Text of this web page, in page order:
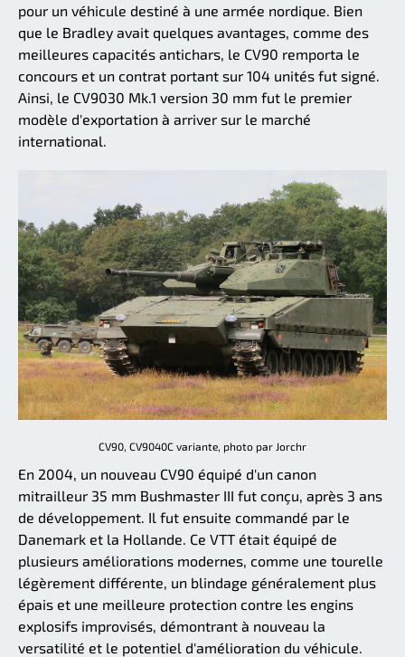
pour un véhicule destiné à une armée nordique. Bien
que le Bradley avait quelques avantages, comme des
meilleures capacités antichars, le CV90 remporta le
concours et un contrat portant sur 104 unités fut signé.
Ainsi, le CV9030 Mk.1 version 30 mm fut le premier
modèle d'exportation à arriver sur le marché
international.
CV90, CV9040C variante, photo par Jorchr
En 2004, un nouveau CV90 équipé d'un canon
mitrailleur 35 mm Bushmaster III fut conçu, après 3 ans
de développement. Il fut ensuite commandé par le
Danemark et la Hollande. Ce VTT était équipé de
plusieurs améliorations modernes, comme une tourelle
légèrement différente, un blindage généralement plus
épais et une meilleure protection contre les engins
explosifs improvisés, démontrant à nouveau la
versatilité et le potentiel d'amélioration du véhicule.